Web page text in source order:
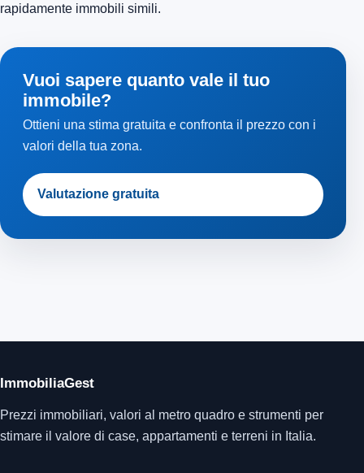
rapidamente immobili simili.
Vuoi sapere quanto vale il tuo
immobile?
Ottieni una stima gratuita e confronta il prezzo con i
valori della tua zona.
Valutazione gratuita
ImmobiliaGest
Prezzi immobiliari, valori al metro quadro e strumenti per
stimare il valore di case, appartamenti e terreni in Italia.